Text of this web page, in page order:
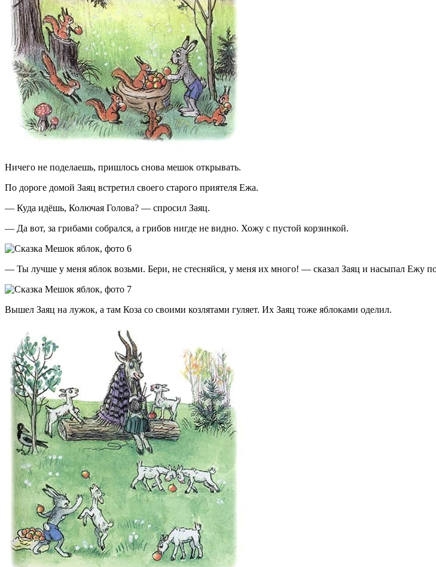
Ничего не поделаешь, пришлось снова мешок открывать.
По дороге домой Заяц встретил своего старого приятеля Ежа.
— Куда идёшь, Колючая Голова? — спросил Заяц.
— Да вот, за грибами собрался, а грибов нигде не видно. Хожу с пустой корзинкой.
— Ты лучше у меня яблок возьми. Бери, не стесняйся, у меня их много! — сказал Заяц и насыпал Ежу
Вышел Заяц на лужок, а там Коза со своими козлятами гуляет. Их Заяц тоже яблоками оделил.